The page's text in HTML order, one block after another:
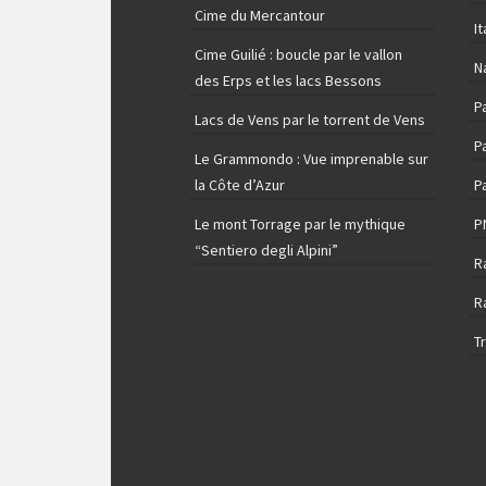
Cime du Mercantour
Cime Guilié : boucle par le vallon
des Erps et les lacs Bessons
Lacs de Vens par le torrent de Vens
Le Grammondo : Vue imprenable sur
la Côte d’Azur
Le mont Torrage par le mythique
“Sentiero degli Alpini”